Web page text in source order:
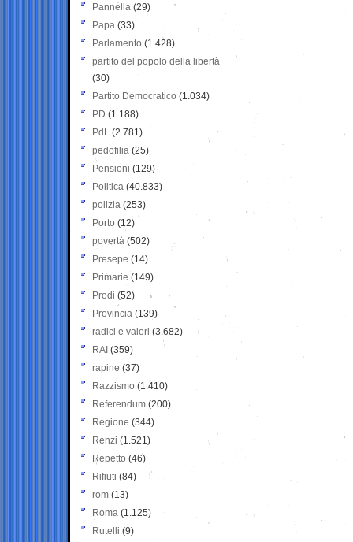
Pannella (29)
Papa (33)
Parlamento (1.428)
partito del popolo della libertà
(30)
Partito Democratico (1.034)
PD (1.188)
PdL (2.781)
pedofilia (25)
Pensioni (129)
Politica (40.833)
polizia (253)
Porto (12)
povertà (502)
Presepe (14)
Primarie (149)
Prodi (52)
Provincia (139)
radici e valori (3.682)
RAI (359)
rapine (37)
Razzismo (1.410)
Referendum (200)
Regione (344)
Renzi (1.521)
Repetto (46)
Rifiuti (84)
rom (13)
Roma (1.125)
Rutelli (9)